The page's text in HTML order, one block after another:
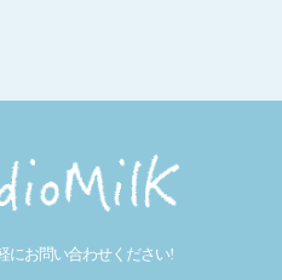
にお問い合わせください!